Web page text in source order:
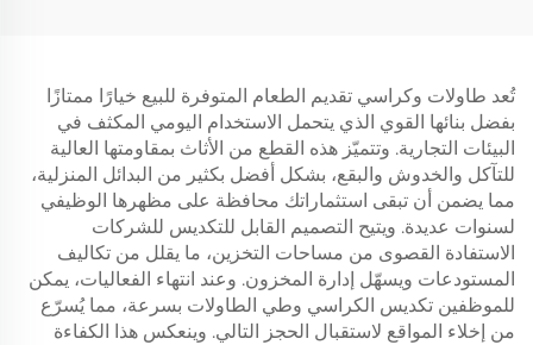
تُعد طاولات وكراسي تقديم الطعام المتوفرة للبيع خيارًا ممتازًا
بفضل بنائها القوي الذي يتحمل الاستخدام اليومي المكثف في
البيئات التجارية. وتتميّز هذه القطع من الأثاث بمقاومتها العالية
للتآكل والخدوش والبقع، بشكل أفضل بكثير من البدائل المنزلية،
مما يضمن أن تبقى استثماراتك محافظة على مظهرها الوظيفي
لسنوات عديدة. ويتيح التصميم القابل للتكديس للشركات
الاستفادة القصوى من مساحات التخزين، ما يقلل من تكاليف
المستودعات ويسهّل إدارة المخزون. وعند انتهاء الفعاليات، يمكن
للموظفين تكديس الكراسي وطي الطاولات بسرعة، مما يُسرّع
من إخلاء المواقع لاستقبال الحجز التالي. وينعكس هذا الكفاءة